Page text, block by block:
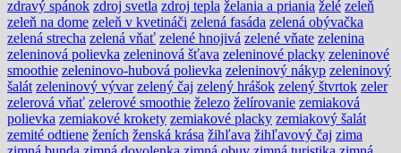
zdravý spánok zdroj svetla zdroj tepla želania a priania želé zeleň
zeleň na dome zeleň v kvetináči zelená fasáda zelená obývačka
zelená strecha zelená vňať zelené hnojivá zelené vňate zelenina
zeleninová polievka zeleninová šťava zeleninové placky zeleninové
smoothie zeleninovo-hubová polievka zeleninový nákyp zeleninový
šalát zeleninový vývar zelený čaj zelený hrášok zelený štvrtok zeler
zelerová vňať zelerové smoothie železo želírovanie zemiaková
polievka zemiakové krokety zemiakové placky zemiakový šalát
zemité odtiene ženích ženská krása žihľava žihľavový čaj zima